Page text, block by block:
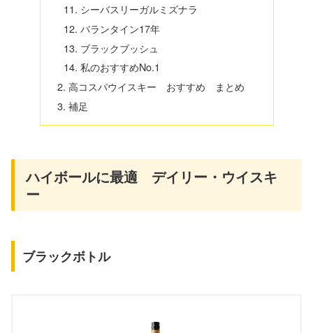
シーバスリーガルミズナラ
バランタイン17年
ブラックブッシュ
私のおすすめNo.1
高コスパウイスキー おすすめ まとめ
補足
ハイボールに最適 デイリー・ウイスキ
ー
ブラックボトル